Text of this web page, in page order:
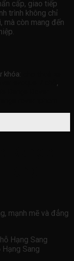
cấp, giao tiếp
trình không chỉ
, mà còn mang đến
khóa:
,
mạnh mẽ và đẳng
Sang